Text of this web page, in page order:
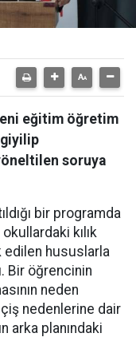
eğitim öğretim
giyilip
soruya
bir programda
kılık
edilen hususlarla
Bir öğrencinin
neden
nedenlerine dair
arka planındaki